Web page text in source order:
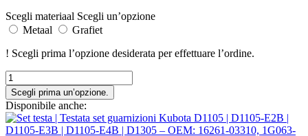
Scegli materiaal Scegli un’opzione
Metaal
Grafiet
! Scegli prima l’opzione desiderata per effettuare l’ordine.
Scegli prima un’opzione.
Disponibile anche: